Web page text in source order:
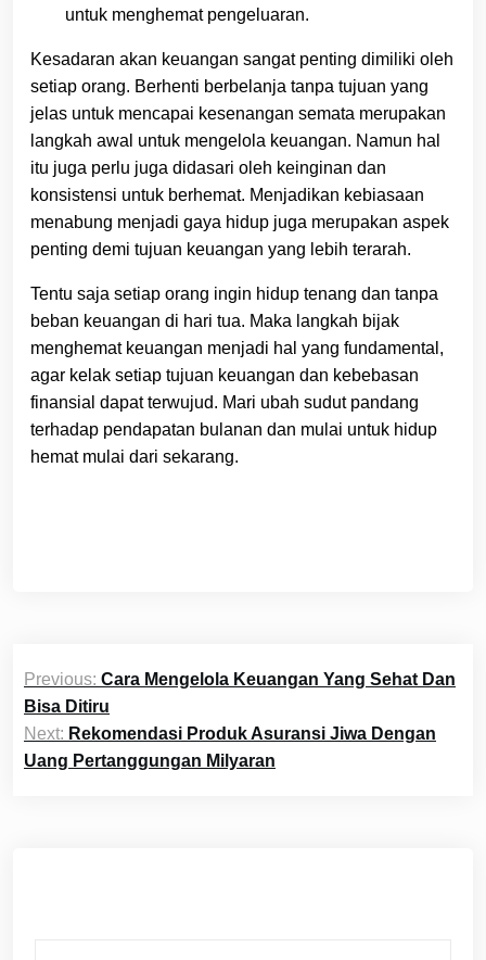
untuk menghemat pengeluaran.
Kesadaran akan keuangan sangat penting dimiliki oleh
setiap orang. Berhenti berbelanja tanpa tujuan yang
jelas untuk mencapai kesenangan semata merupakan
langkah awal untuk mengelola keuangan. Namun hal
itu juga perlu juga didasari oleh keinginan dan
konsistensi untuk berhemat. Menjadikan kebiasaan
menabung menjadi gaya hidup juga merupakan aspek
penting demi tujuan keuangan yang lebih terarah.
Tentu saja setiap orang ingin hidup tenang dan tanpa
beban keuangan di hari tua. Maka langkah bijak
menghemat keuangan menjadi hal yang fundamental,
agar kelak setiap tujuan keuangan dan kebebasan
finansial dapat terwujud. Mari ubah sudut pandang
terhadap pendapatan bulanan dan mulai untuk hidup
hemat mulai dari sekarang.
Post
navigation
Previous: Cara Mengelola Keuangan Yang Sehat Dan
Bisa Ditiru
Next: Rekomendasi Produk Asuransi Jiwa Dengan
Uang Pertanggungan Milyaran